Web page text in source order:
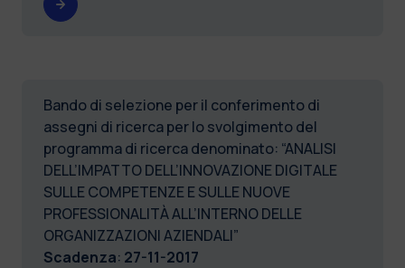
Bando di selezione per il conferimento di
assegni di ricerca per lo svolgimento del
programma di ricerca denominato: “ANALISI
DELL’IMPATTO DELL’INNOVAZIONE DIGITALE
SULLE COMPETENZE E SULLE NUOVE
PROFESSIONALITÀ ALL’INTERNO DELLE
ORGANIZZAZIONI AZIENDALI”
Scadenza: 27-11-2017